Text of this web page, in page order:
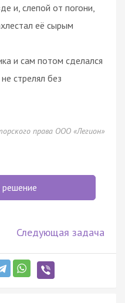
и, слепой от погони,
её сырым
и сам потом сделался
стрелял без
права ООО «Легион»
Следующая задача